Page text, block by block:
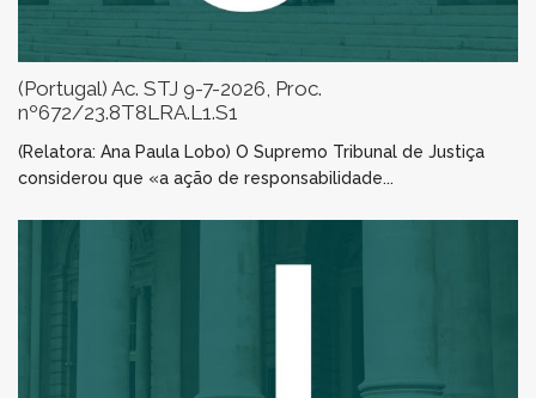
(Portugal) Ac. STJ 9-7-2026, Proc.
nº672/23.8T8LRA.L1.S1
(Relatora: Ana Paula Lobo) O Supremo Tribunal de Justiça
considerou que «a ação de responsabilidade...